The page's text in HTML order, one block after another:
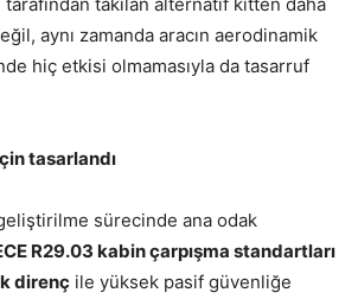
aynı zamanda aracın aerodinamik
hiç etkisi olmamasıyla da tasarruf
tasarlandı
geliştirilme sürecinde ana odak
R29.03 kabin çarpışma standartları
direnç ile yüksek pasif güvenliğe